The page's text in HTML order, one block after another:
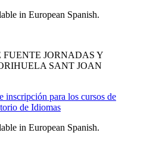
in European Spanish.
JORNADAS Y
SANT JOAN
inscripción para los cursos de
de Idiomas
in European Spanish.